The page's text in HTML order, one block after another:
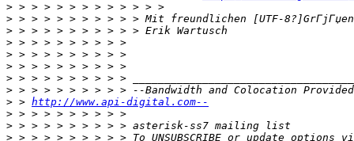
>
>
>
>
>
>
>
>
> > http://www.api-digital.com--
>
>
>